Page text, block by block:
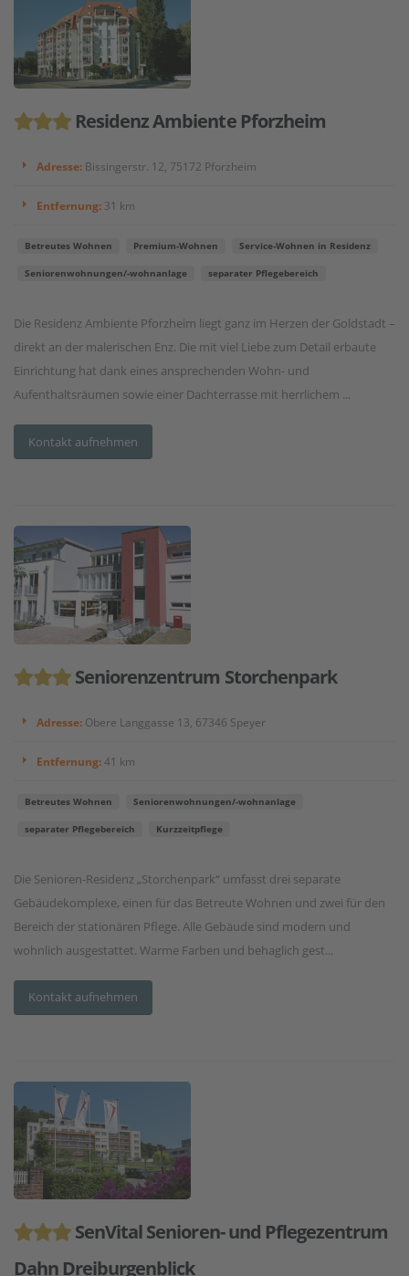
Residenz Ambiente Pforzheim
Adresse: Bissingerstr. 12, 75172 Pforzheim
Entfernung: 31 km
Betreutes Wohnen Premium-Wohnen Service-Wohnen in Residenz
Seniorenwohnungen/-wohnanlage separater Pflegebereich
Die Residenz Ambiente Pforzheim liegt ganz im Herzen der Goldstadt –
direkt an der malerischen Enz. Die mit viel Liebe zum Detail erbaute
Einrichtung hat dank eines ansprechenden Wohn- und
Aufenthaltsräumen sowie einer Dachterrasse mit herrlichem ...
Kontakt aufnehmen
Seniorenzentrum Storchenpark
Adresse: Obere Langgasse 13, 67346 Speyer
Entfernung:41 km
Betreutes Wohnen Seniorenwohnungen/-wohnanlage
separater Pflegebereich Kurzzeitpflege
Die Senioren-Residenz „Storchenpark“ umfasst drei separate
Gebäudekomplexe, einen für das Betreute Wohnen und zwei für den
Bereich der stationären Pflege. Alle Gebäude sind modern und
wohnlich ausgestattet. Warme Farben und behaglich gest...
Kontakt aufnehmen
SenVital Senioren- und Pflegezentrum
Dahn Dreiburgenblick